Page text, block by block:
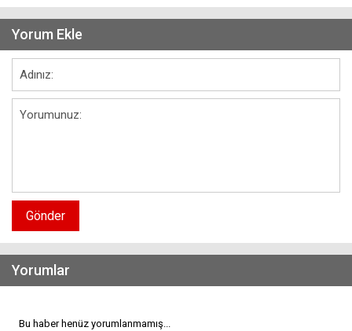
Yorum Ekle
Gönder
Yorumlar
Bu haber henüz yorumlanmamış...